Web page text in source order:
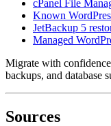
cPanel File
Known
JetBackup 5
Managed
Migrate with
backups, and database
Sources